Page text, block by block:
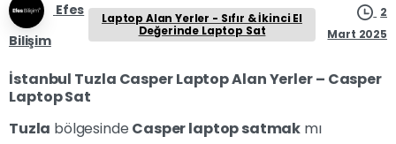
Efes
Bilişim
Laptop Alan Yerler - Sıfır & İkinci El
Değerinde Laptop Sat
2
Mart 2025
İstanbul Tuzla Casper Laptop Alan Yerler – Casper
Laptop Sat
Tuzla bölgesinde Casper laptop satmak mı